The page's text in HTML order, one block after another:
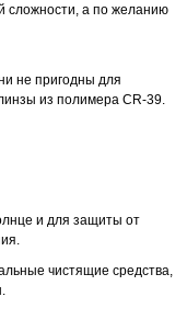
сложности, а по желанию
не пригодны для
из полимера CR-39.
и для защиты от
чистящие средства,